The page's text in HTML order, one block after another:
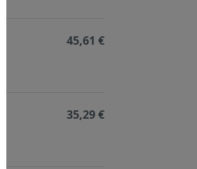
45,61 €
35,29 €